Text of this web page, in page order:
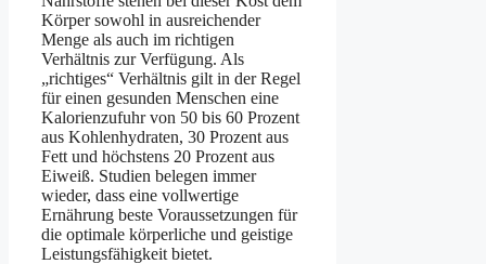
Körper sowohl in ausreichender
Menge als auch im richtigen
Verhältnis zur Verfügung. Als
„richtiges“ Verhältnis gilt in der Regel
für einen gesunden Menschen eine
Kalorienzufuhr von 50 bis 60 Prozent
aus Kohlenhydraten, 30 Prozent aus
Fett und höchstens 20 Prozent aus
Eiweiß. Studien belegen immer
wieder, dass eine vollwertige
Ernährung beste Voraussetzungen für
die optimale körperliche und geistige
Leistungsfähigkeit bietet.